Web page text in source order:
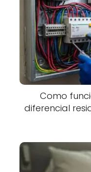
Como
diferencial